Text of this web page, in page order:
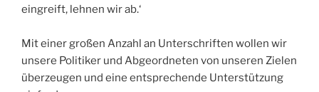
eingreift, lehnen wir ab.‘
Mit einer großen Anzahl an Unterschriften wollen wir
unsere Politiker und Abgeordneten von unseren Zielen
überzeugen und eine entsprechende Unterstützung